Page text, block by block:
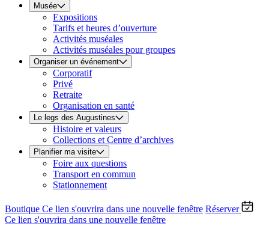
Musée
Expositions
Tarifs et heures d’ouverture
Activités muséales
Activités muséales pour groupes
Organiser un événement
Corporatif
Privé
Retraite
Organisation en santé
Le legs des Augustines
Histoire et valeurs
Collections et Centre d’archives
Planifier ma visite
Foire aux questions
Transport en commun
Stationnement
Boutique Ce lien s'ouvrira dans une nouvelle fenêtre Réserver
Ce lien s'ouvrira dans une nouvelle fenêtre